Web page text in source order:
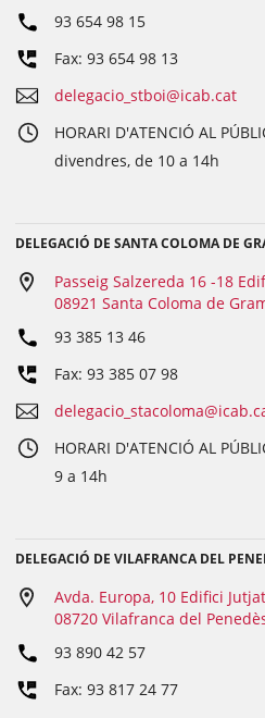
93 654 98 15
Fax: 93 654 98 13
delegacio_stboi@icab.cat
HORARI D'ATENCIÓ AL
divendres, de 10 a 14h
DELEGACIÓ DE SANTA COLOMA DE
Passeig Salzereda 16 -18
08921 Santa Coloma de
93 385 13 46
Fax: 93 385 07 98
HORARI D'ATENCIÓ AL
9 a 14h
DELEGACIÓ DE VILAFRANCA DEL
Avda. Europa, 10 Edifici
08720 Vilafranca del
93 890 42 57
Fax: 93 817 24 77